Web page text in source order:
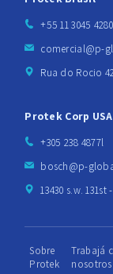
+55 11 3045 4280
comercial@p-
Rua do Rocio
Protek Corp USA
+305 238 4877l
bosch@p-
13430 s.w. 131st
Sobre
Protek
Trabajá
nosotros